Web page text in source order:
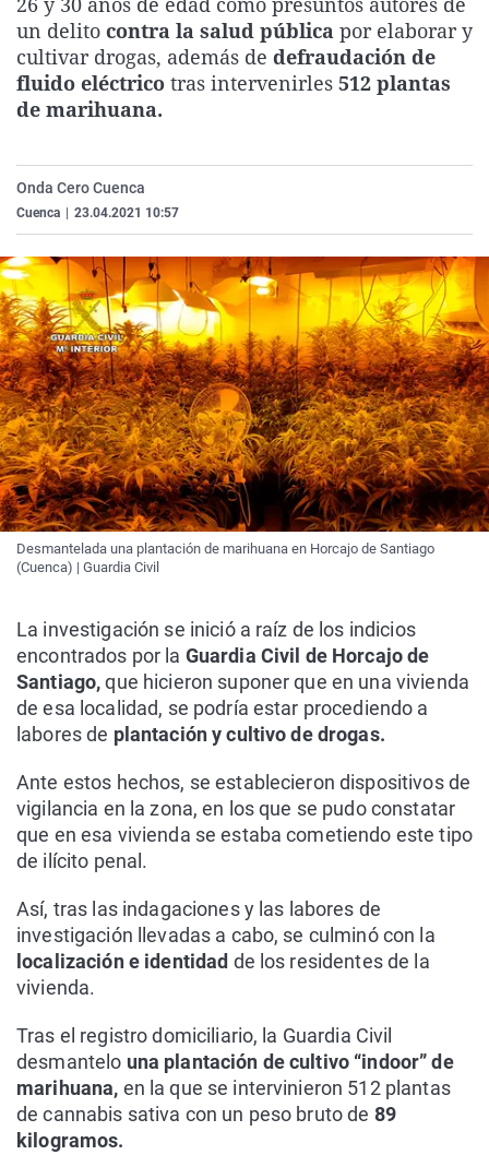
La rosa de los vientos
Gente viajera
Como el perro y el
Caso
Retornados
Equipo de
Extremadura
Galicia
La Rioja
País Vasco
Virales
Televisión
Elecciones
un delito contra la salud pública por elaborar y
cultivar drogas, además de defraudación de
fluido eléctrico tras intervenirles 512 plantas
de marihuana.
Onda Cero Cuenca
Cuenca 23.04.2021 10:57
Desmantelada una plantación de marihuana en Horcajo de Santiago
(Cuenca) | Guardia Civil
La investigación se inició a raíz de los indicios
encontrados por la Guardia Civil de Horcajo de
Santiago,que hicieron suponer que en una vivienda
de esa localidad, se podría estar procediendo a
labores de plantación y cultivo de drogas.
Ante estos hechos, se establecieron dispositivos de
vigilancia en la zona, en los que se pudo constatar
que en esa vivienda se estaba cometiendo este tipo
de ilícito penal.
Así, tras las indagaciones y las labores de
investigación llevadas a cabo, se culminó con la
localización e identidad de los residentes de la
vivienda.
Tras el registro domiciliario, la Guardia Civil
desmantelo una plantación de cultivo “indoor” de
marihuana, en la que se intervinieron 512 plantas
de cannabis sativa con un peso bruto de 89
kilogramos.